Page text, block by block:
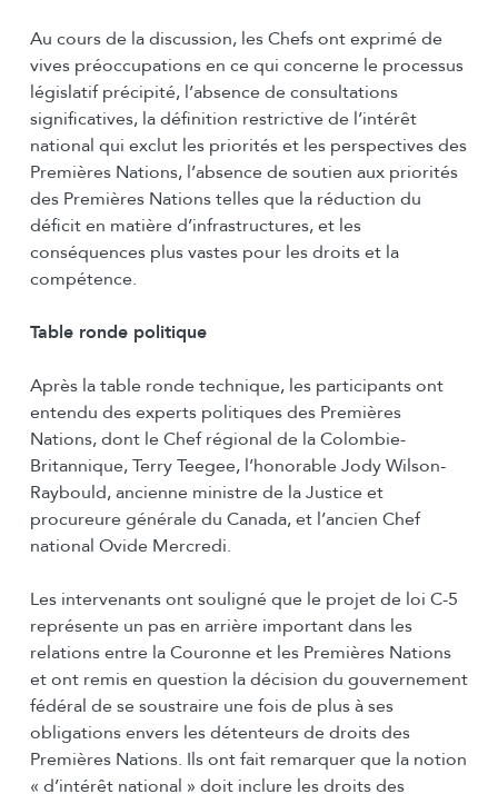
Au cours de la discussion, les Chefs ont exprimé de
vives préoccupations en ce qui concerne le processus
législatif précipité, l’absence de consultations
significatives, la définition restrictive de l’intérêt
national qui exclut les priorités et les perspectives des
Premières Nations, l’absence de soutien aux priorités
des Premières Nations telles que la réduction du
déficit en matière d’infrastructures, et les
conséquences plus vastes pour les droits et la
compétence.
Table ronde politique
Après la table ronde technique, les participants ont
entendu des experts politiques des Premières
Nations, dont le Chef régional de la Colombie-
Britannique, Terry Teegee, l’honorable Jody Wilson-
Raybould, ancienne ministre de la Justice et
procureure générale du Canada, et l’ancien Chef
national Ovide Mercredi.
Les intervenants ont souligné que le projet de loi C-5
représente un pas en arrière important dans les
relations entre la Couronne et les Premières Nations
et ont remis en question la décision du gouvernement
fédéral de se soustraire une fois de plus à ses
obligations envers les détenteurs de droits des
Premières Nations. Ils ont fait remarquer que la notion
« d’intérêt national » doit inclure les droits des